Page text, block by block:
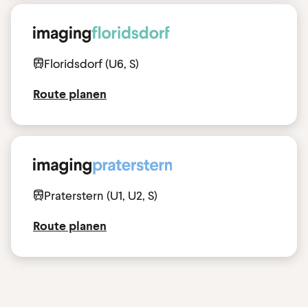
Floridsdorf (U6, S)
Route planen
Praterstern (U1, U2, S)
Route planen